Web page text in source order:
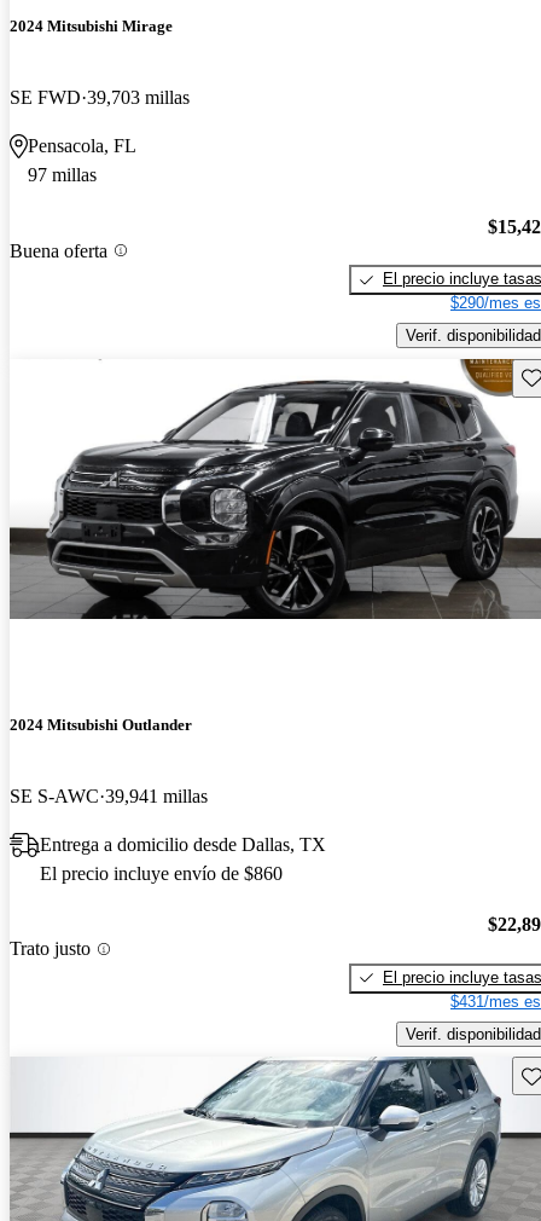
2024 Mitsubishi Mirage
SE FWD 39,703 millas
Pensacola, FL
97 millas
Buena oferta
El precio incluye tasas
$290/mes
Verif. disponibilidad
2024 Mitsubishi Outlander
SE S-AWC 39,941 millas
Entrega a domicilio desde Dallas, TX
El precio incluye envío de $860
Trato justo
El precio incluye tasas
$431/mes
Verif. disponibilidad